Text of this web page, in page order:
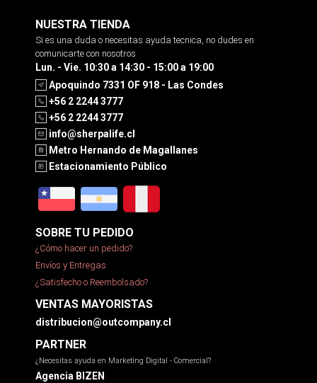
NUESTRA TIENDA
Si es una duda o necesitas ayuda tecnica, no dudes en
comunicarte con nosotros
Lun. - Vie. 10:30 a 14:30 - 15:00 a 19:00
Apoquindo 7331 OF 918 - Las Condes
+56 2 2244 3777
+56 2 2244 3777
info@sherpalife.cl
Metro Hernando de Magallanes
Estacionamiento Público
SOBRE TU PEDIDO
¿Cómo hacer un pedido?
Envíos y Entregas
¿Satisfecho o Reembolsado?
VENTAS MAYORISTAS
distribucion@outcompany.cl
PARTNER
¿Necesitas ayuda en Marketing Digital - Comercial?
Agencia BIZEN